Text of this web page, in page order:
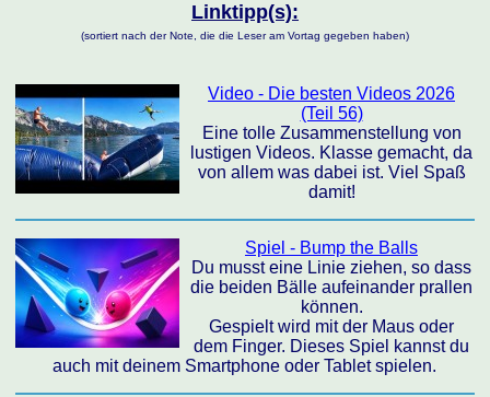
Linktipp(s):
(sortiert nach der Note, die die Leser am Vortag gegeben haben)
Video - Die besten Videos 2026
(Teil 56)
Eine tolle Zusammenstellung von
lustigen Videos. Klasse gemacht, da
von allem was dabei ist. Viel Spaß
damit!
Spiel - Bump the Balls
Du musst eine Linie ziehen, so dass
die beiden Bälle aufeinander prallen
können.
Gespielt wird mit der Maus oder
dem Finger. Dieses Spiel kannst du
auch mit deinem Smartphone oder Tablet spielen.